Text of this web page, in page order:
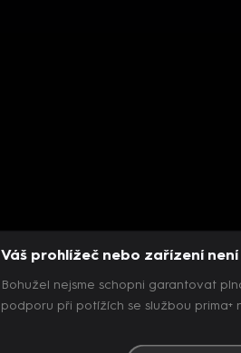
Váš prohlížeč nebo zařízení
Bohužel nejsme schopni garantovat
podporu při potížích se službou prima+